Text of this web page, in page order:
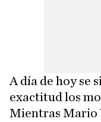
A día de hoy se
exactitud los
Mientras Mario